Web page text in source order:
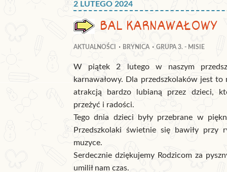
2 LUTEGO 2024
BAL KARNAWAŁOWY
AKTUALNOŚCI BRYNICA GRUPA 3. - MISIE
W piątek 2 lutego w naszym
karnawałowy. Dla przedszkolaków jest to
atrakcją bardzo lubianą przez dzieci,
przeżyć i radości.
Tego dnia dzieci były przebrane w
Przedszkolaki świetnie się bawiły przy
muzyce.
Serdecznie dziękujemy Rodzicom za
umilił nam czas.